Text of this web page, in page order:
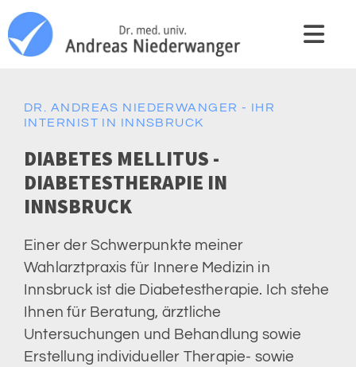
DR. ANDREAS NIEDERWANGER - IHR
INTERNIST IN INNSBRUCK
DIABETES MELLITUS -
DIABETESTHERAPIE IN
INNSBRUCK
Einer der Schwerpunkte meiner
Wahlarztpraxis für Innere Medizin in
Innsbruck ist die Diabetestherapie. Ich stehe
Ihnen für Beratung, ärztliche
Untersuchungen und Behandlung sowie
Erstellung individueller Therapie- sowie